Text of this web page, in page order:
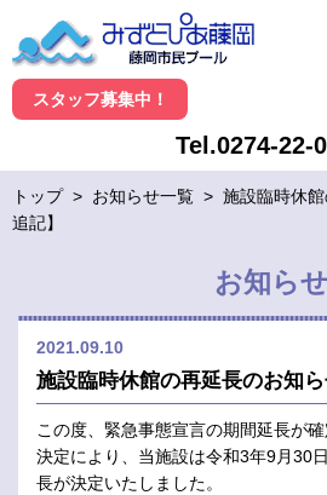
スタッフ募集中！
Tel.0274-22-
トップ > お知らせ一覧 > 施設臨時休
追記】
お知らせ
2021.09.10
施設臨時休館の再延長のお知ら
この度、緊急事態宣言の期間延長が
決定により、当施設は令和3年9月30
長が決定いたしました。